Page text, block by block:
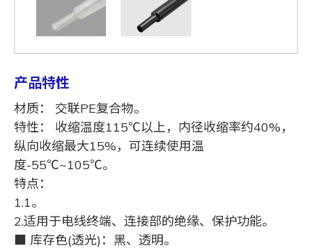
产品特性
材质： 交联PE复合物。
特性： 收缩温度115℃以上，内径收缩率约40%，
纵向收缩最大15%，可连续使用温
度-55℃~105℃。
特点：
1.1。
2.适用于电线终端、连接部的绝缘、保护功能。
■ 库存色(透光)：黑、透明。